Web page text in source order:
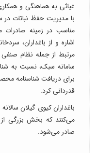
غیاثی به هماهنگی و
با مدیریت حفظ نباتات در
مناسب در زمینه صادرات
اشاره و از باغداران،
مرتبط از جمله نظام صنفی
سامانه سبک، نسبت به
برای دریافت شناسنامه
قدردانی کرد.
می‌کنند که بخش بزرگی
صادر می‌شود.